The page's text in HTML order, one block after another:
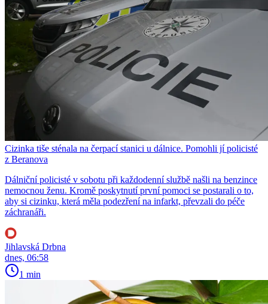
Cizinka tiše sténala na čerpací stanici u dálnice. Pomohli jí policisté
z Beranova
Dálniční policisté v sobotu při každodenní službě našli na benzince
nemocnou ženu. Kromě poskytnutí první pomoci se postarali o to,
aby si cizinku, která měla podezření na infarkt, převzali do péče
záchranáři.
Jihlavská Drbna
dnes, 06:58
1 min